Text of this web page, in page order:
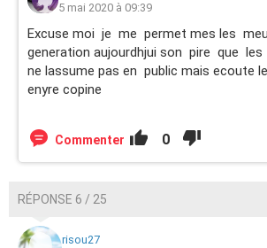
5 mai 2020 à 09:39
Excuse moi je me permet mes les
generation aujourdhjui son pire que
ne lassume pas en public mais ecoute
enyre copine
Commenter 0
RÉPONSE 6 / 25
risou27